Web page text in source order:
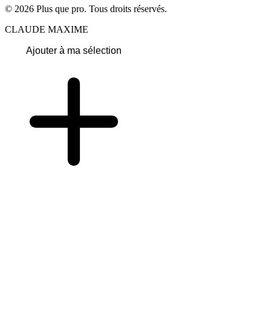
© 2026 Plus que pro. Tous droits réservés.
CLAUDE MAXIME
Ajouter à ma sélection